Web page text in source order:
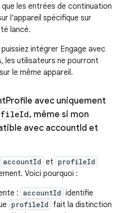
les entrées de continuation
l'appareil spécifique sur
lancé.
intégrer Engage avec
les utilisateurs ne pourront
le même appareil.
Profile avec uniquement
Id, même si mon
avec account Id et
accountId et profileId
Voici pourquoi :
: accountId identifie
profileId fait la distinction